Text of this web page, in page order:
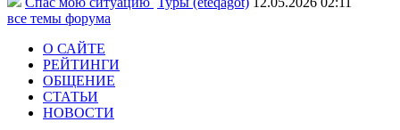
все темы форума
О САЙТЕ
РЕЙТИНГИ
ОБЩЕНИЕ
СТАТЬИ
НОВОСТИ